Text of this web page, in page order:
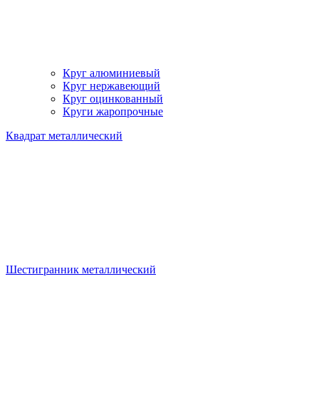
Круг алюминиевый
Круг нержавеющий
Круг оцинкованный
Круги жаропрочные
Квадрат металлический
Шестигранник металлический